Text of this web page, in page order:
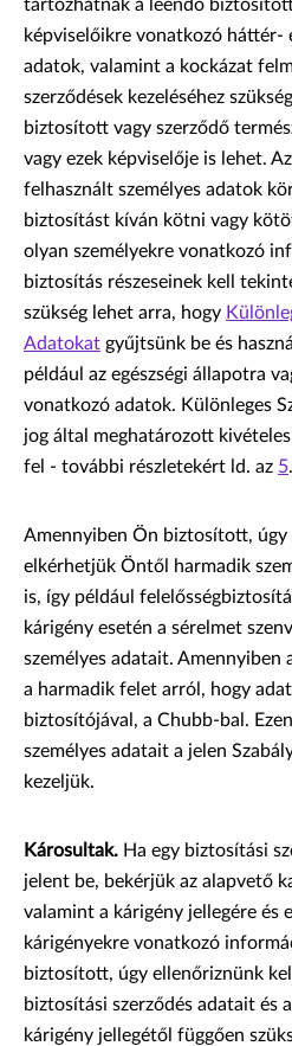
tartozhatnak a leendő
képviselőikre vonatkozó háttér-
adatok, valamint a kockázat
szerződések kezeléséhez
biztosított vagy szerződő
vagy ezek képviselője is lehet.
felhasznált személyes adatok
biztosítást kíván kötni vagy
olyan személyekre vonatkozó
biztosítás részeseinek kell
szükség lehet arra, hogy
Adatokat gyűjtsünk be és
például az egészségi állapotra
vonatkozó adatok. Különleges
jog által meghatározott
fel - további részletekért ld. az 5
Amennyiben Ön biztosított, úgy
elkérhetjük Öntől harmadik
is, így például
kárigény esetén a sérelmet
személyes adatait. Amennyiben
a harmadik felet arról, hogy
biztosítójával, a Chubb-bal.
személyes adatait a jelen
kezeljük.
Károsultak. Ha egy biztosítási
jelent be, bekérjük az alapvető
valamint a kárigény jellegére és
kárigényekre vonatkozó
biztosított, úgy ellenőriznünk
biztosítási szerződés adatait és
kárigény jellegétől függően